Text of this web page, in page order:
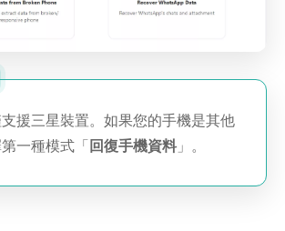
援三星裝置。如果您的手機是其他
一種模式「回復手機資料 」。